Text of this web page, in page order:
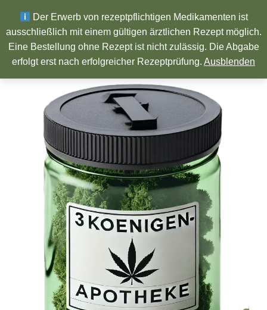
Wir wünschen ein Frohes neues Jahr!
Der Erwerb von rezeptpflichtigen Medikamenten ist
ausschließlich mit einem gültigen ärztlichen Rezept möglich.
Eine Bestellung ohne Rezept ist nicht zulässig. Die Abgabe
erfolgt erst nach erfolgreicher Rezeptprüfung. Ausblenden